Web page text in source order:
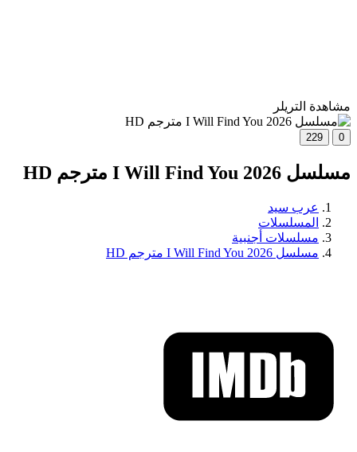
مشاهدة التريلر
0
229
مسلسل I Will Find You 2026 مترجم HD
عرب سيد
المسلسلات
مسلسلات أجنبية
مسلسل I Will Find You 2026 مترجم HD